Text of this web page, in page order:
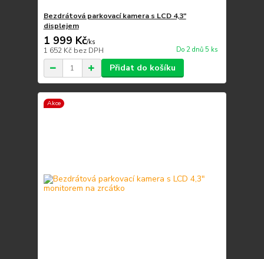
Bezdrátová parkovací kamera s LCD 4,3"
displejem
1 999 Kč/ks
1 652 Kč bez DPH Do 2 dnů 5 ks
Přidat do košíku
Akce